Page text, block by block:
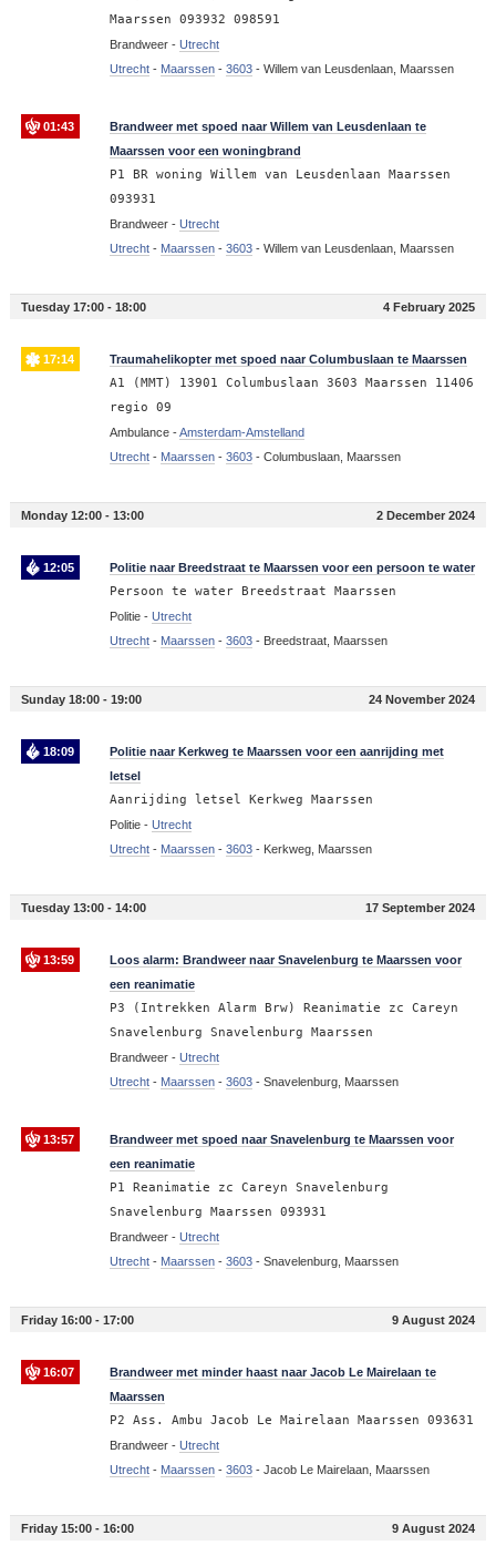
Maarssen 093932 098591
Brandweer - Utrecht
Utrecht- Maarssen- 3603- Willem van Leusdenlaan, Maarssen
01:43
Brandweer met spoed naar Willem van Leusdenlaan te
Maarssen voor een woningbrand
P1 BR woning Willem van Leusdenlaan Maarssen
093931
Brandweer - Utrecht
Utrecht- Maarssen- 3603- Willem van Leusdenlaan, Maarssen
Tuesday 17:00 - 18:00 4 February 2025
17:14 Traumahelikopter met spoed naar Columbuslaan te Maarssen
A1 (MMT) 13901 Columbuslaan 3603 Maarssen 11406
regio 09
Ambulance -Amsterdam-Amstelland
Utrecht- Maarssen- 3603- Columbuslaan, Maarssen
Monday 12:00 - 13:00 2 December 2024
12:05 Politie naar Breedstraat te Maarssen voor een persoon te water
Persoon te water Breedstraat Maarssen
Politie - Utrecht
Utrecht- Maarssen- 3603- Breedstraat, Maarssen
Sunday 18:00 - 19:00 24 November 2024
18:09
Politie naar Kerkweg te Maarssen voor een aanrijding met
letsel
Aanrijding letsel Kerkweg Maarssen
Politie - Utrecht
Utrecht- Maarssen- 3603- Kerkweg, Maarssen
Tuesday 13:00 - 14:00 17 September 2024
13:59
Loos alarm: Brandweer naar Snavelenburg te Maarssen voor
een reanimatie
P3 (Intrekken Alarm Brw) Reanimatie zc Careyn
Snavelenburg Snavelenburg Maarssen
Brandweer - Utrecht
Utrecht- Maarssen- 3603- Snavelenburg, Maarssen
13:57
Brandweer met spoed naar Snavelenburg te Maarssen voor
een reanimatie
P1 Reanimatie zc Careyn Snavelenburg
Snavelenburg Maarssen 093931
Brandweer - Utrecht
Utrecht- Maarssen- 3603- Snavelenburg, Maarssen
Friday 16:00 - 17:00 9 August 2024
16:07
Brandweer met minder haast naar Jacob Le Mairelaan te
Maarssen
P2 Ass. Ambu Jacob Le Mairelaan Maarssen 093631
Brandweer - Utrecht
Utrecht- Maarssen- 3603- Jacob Le Mairelaan, Maarssen
Friday 15:00 - 16:00 9 August 2024